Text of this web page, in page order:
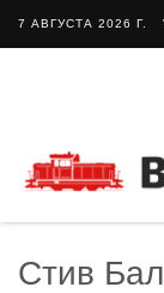
7 АВГУСТА 2026 Г.
Стив